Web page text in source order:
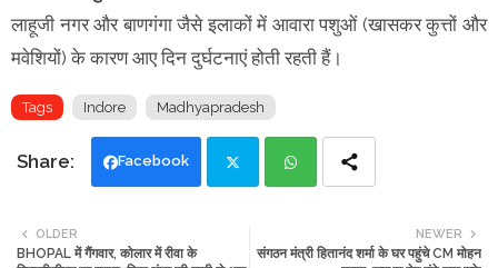
लाहूजी नगर और बाणगंगा जैसे इलाकों में आवारा पशुओं (खासकर कुत्तों और
मवेशियों) के कारण आए दिन दुर्घटनाएं होती रहती हैं।
Tags Indore Madhyapradesh
Facebook
ats
NEWER
संगठन मंत्री हितानंद शर्मा के घर पहुंचे CM मोहन
OLDER
BHOPAL में गैंगवार, कोलार में रीवा के